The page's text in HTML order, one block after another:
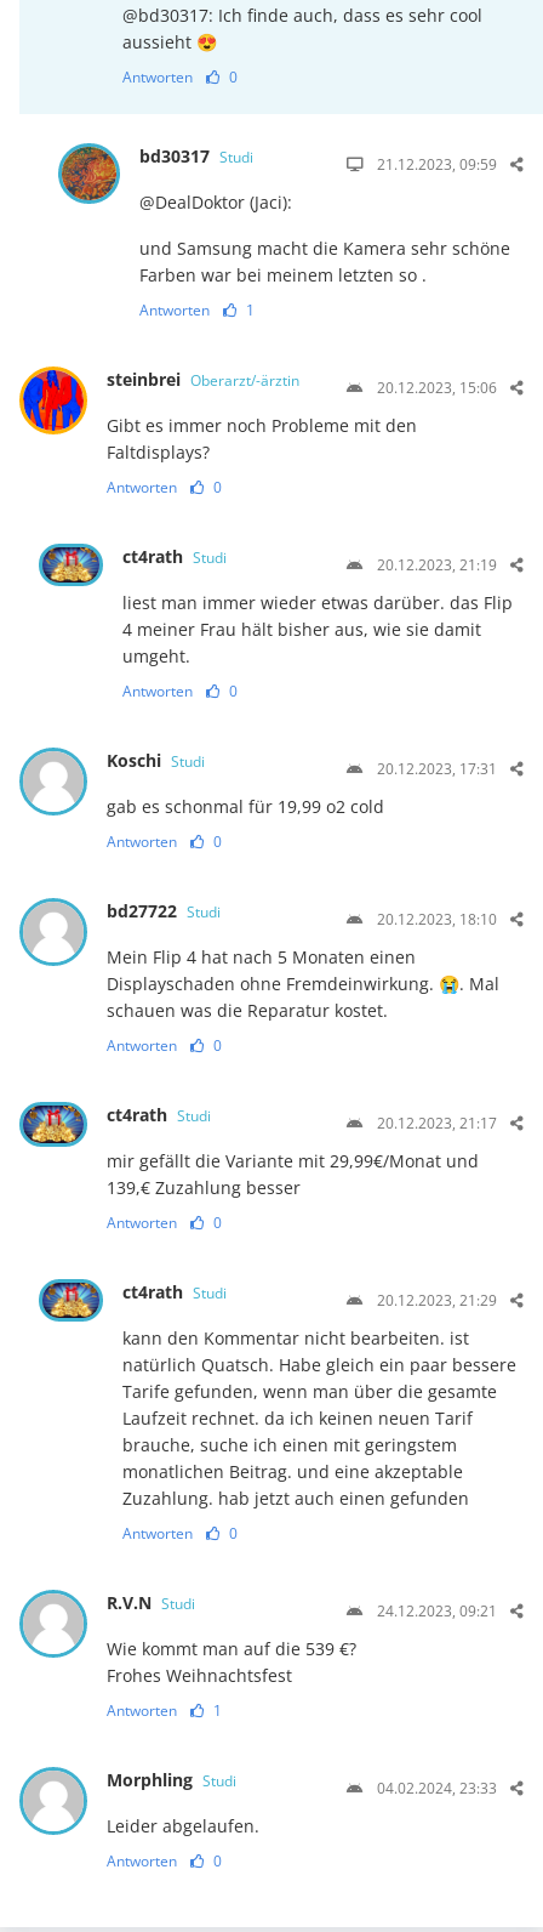
@bd30317: Ich finde auch, dass es sehr cool
aussieht 😍
Antworten 0
bd30317 Studi 21.12.2023, 09:59
@DealDoktor (Jaci):
und Samsung macht die Kamera sehr schöne
Farben war bei meinem letzten so .
Antworten 1
steinbrei Oberarzt/-ärztin 20.12.2023, 15:06
Gibt es immer noch Probleme mit den
Faltdisplays?
Antworten 0
ct4rath Studi 20.12.2023, 21:19
liest man immer wieder etwas darüber. das Flip
4 meiner Frau hält bisher aus, wie sie damit
umgeht.
Antworten 0
Koschi Studi 20.12.2023, 17:31
gab es schonmal für 19,99 o2 cold
Antworten 0
bd27722 Studi 20.12.2023, 18:10
Mein Flip 4 hat nach 5 Monaten einen
Displayschaden ohne Fremdeinwirkung. 😭. Mal
schauen was die Reparatur kostet.
Antworten 0
ct4rath Studi 20.12.2023, 21:17
mir gefällt die Variante mit 29,99€/Monat und
139,€ Zuzahlung besser
Antworten 0
ct4rath Studi 20.12.2023, 21:29
kann den Kommentar nicht bearbeiten. ist
natürlich Quatsch. Habe gleich ein paar bessere
Tarife gefunden, wenn man über die gesamte
Laufzeit rechnet. da ich keinen neuen Tarif
brauche, suche ich einen mit geringstem
monatlichen Beitrag. und eine akzeptable
Zuzahlung. hab jetzt auch einen gefunden
Antworten 0
R.V.N Studi 24.12.2023, 09:21
Wie kommt man auf die 539 €?
Frohes Weihnachtsfest
Antworten 1
Morphling Studi 04.02.2024, 23:33
Leider abgelaufen.
Antworten 0